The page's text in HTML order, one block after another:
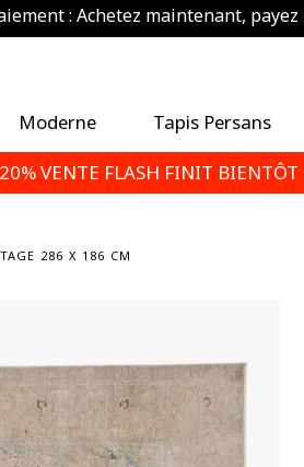
% de plus — Choisissez vos
: Achetez maintenant,
Moderne Tapis Persans
VENTE FLASH FINIT BIENTÔT
286 X 186 CM